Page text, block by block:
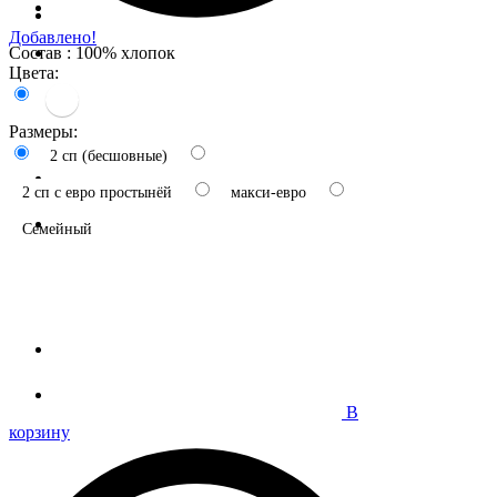
Добавлено!
Состав : 100% хлопок
Цвета:
Размеры:
2 сп (бесшовные)
2 сп с евро простынёй макси-евро
Семейный
В
корзину